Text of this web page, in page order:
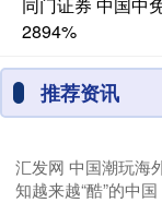
同门证券 中国中
2894%
推荐资讯
汇发网 中国潮玩海
知越来越“酷”的中国